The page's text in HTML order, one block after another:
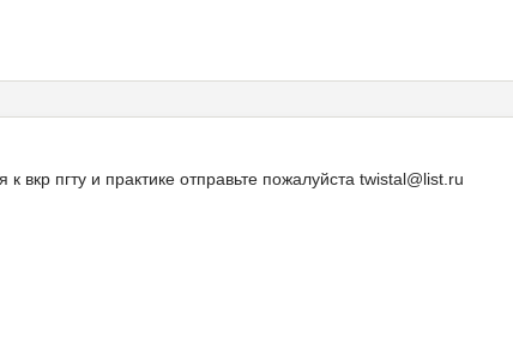
вкр пгту и практике отправьте пожалуйста twistal@list.ru